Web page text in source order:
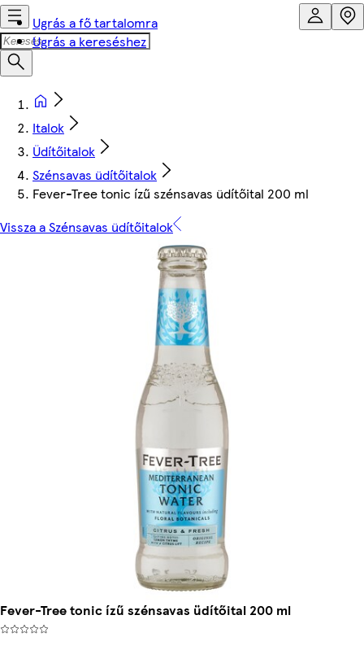
Ugrás a fő tartalomra
Ugrás a kereséshez
Italok
Üdítőitalok
Szénsavas üdítőitalok
Fever-Tree tonic ízű szénsavas üdítőital 200 ml
Vissza a Szénsavas üdítőitalok
Fever-Tree tonic ízű szénsavas üdítőital 200 ml